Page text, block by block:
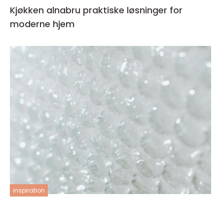
Kjøkken alnabru praktiske løsninger for
moderne hjem
inspiration